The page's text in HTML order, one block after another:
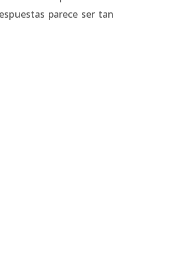
parece ser tan